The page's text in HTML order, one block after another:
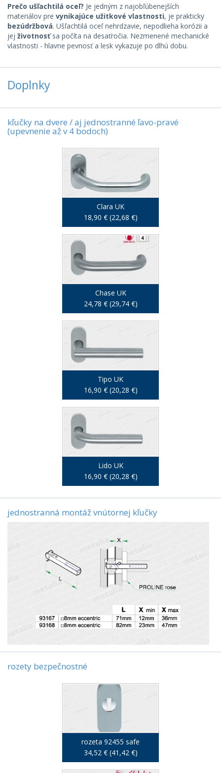
Prečo ušľachtilá oceľ? Je jedným z najobľúbenejších
materiálov pre vynikajúce užitkové vlastnosti, je prakticky
bezúdržbová. Ušľachtilá oceľ nehrdzavie, nepodlieha korózii a
jej životnosťsa počíta na desaťročia. Nezmenené mechanické
vlastnosti - hlavne pevnosť a lesk vykazuje po dlhú dobu.
Doplnky
kľučky na dvere / aj jednostranné ľavo-pravé
(upevnenie až v 4 bodoch)
Clara UK
18,90 € (22,68 €)
Chase UK
24,78 € (29,74 €)
Tipo UK
16,90 € (20,28 €)
Lido UK
16,90 € (20,28 €)
jednostranná montáž vnútornej kľučky
rozety bezpečnostné
rozeta 92455 safe
34,52 € (41,42 €)